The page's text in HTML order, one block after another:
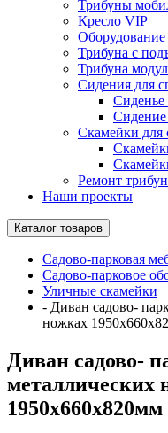
Трибуны
Кресло VIP
Оборудование
Трибуна с
Трибуна
Сидения для
Сиденье
Сидение
Скамейки для
Ремонт
Наши проекты
Каталог товаров
Садово-парковая
Садово-парковое
Уличные скамейки
- Диван садово-
ножках
Диван садово-
металлических
1950х660х820мм